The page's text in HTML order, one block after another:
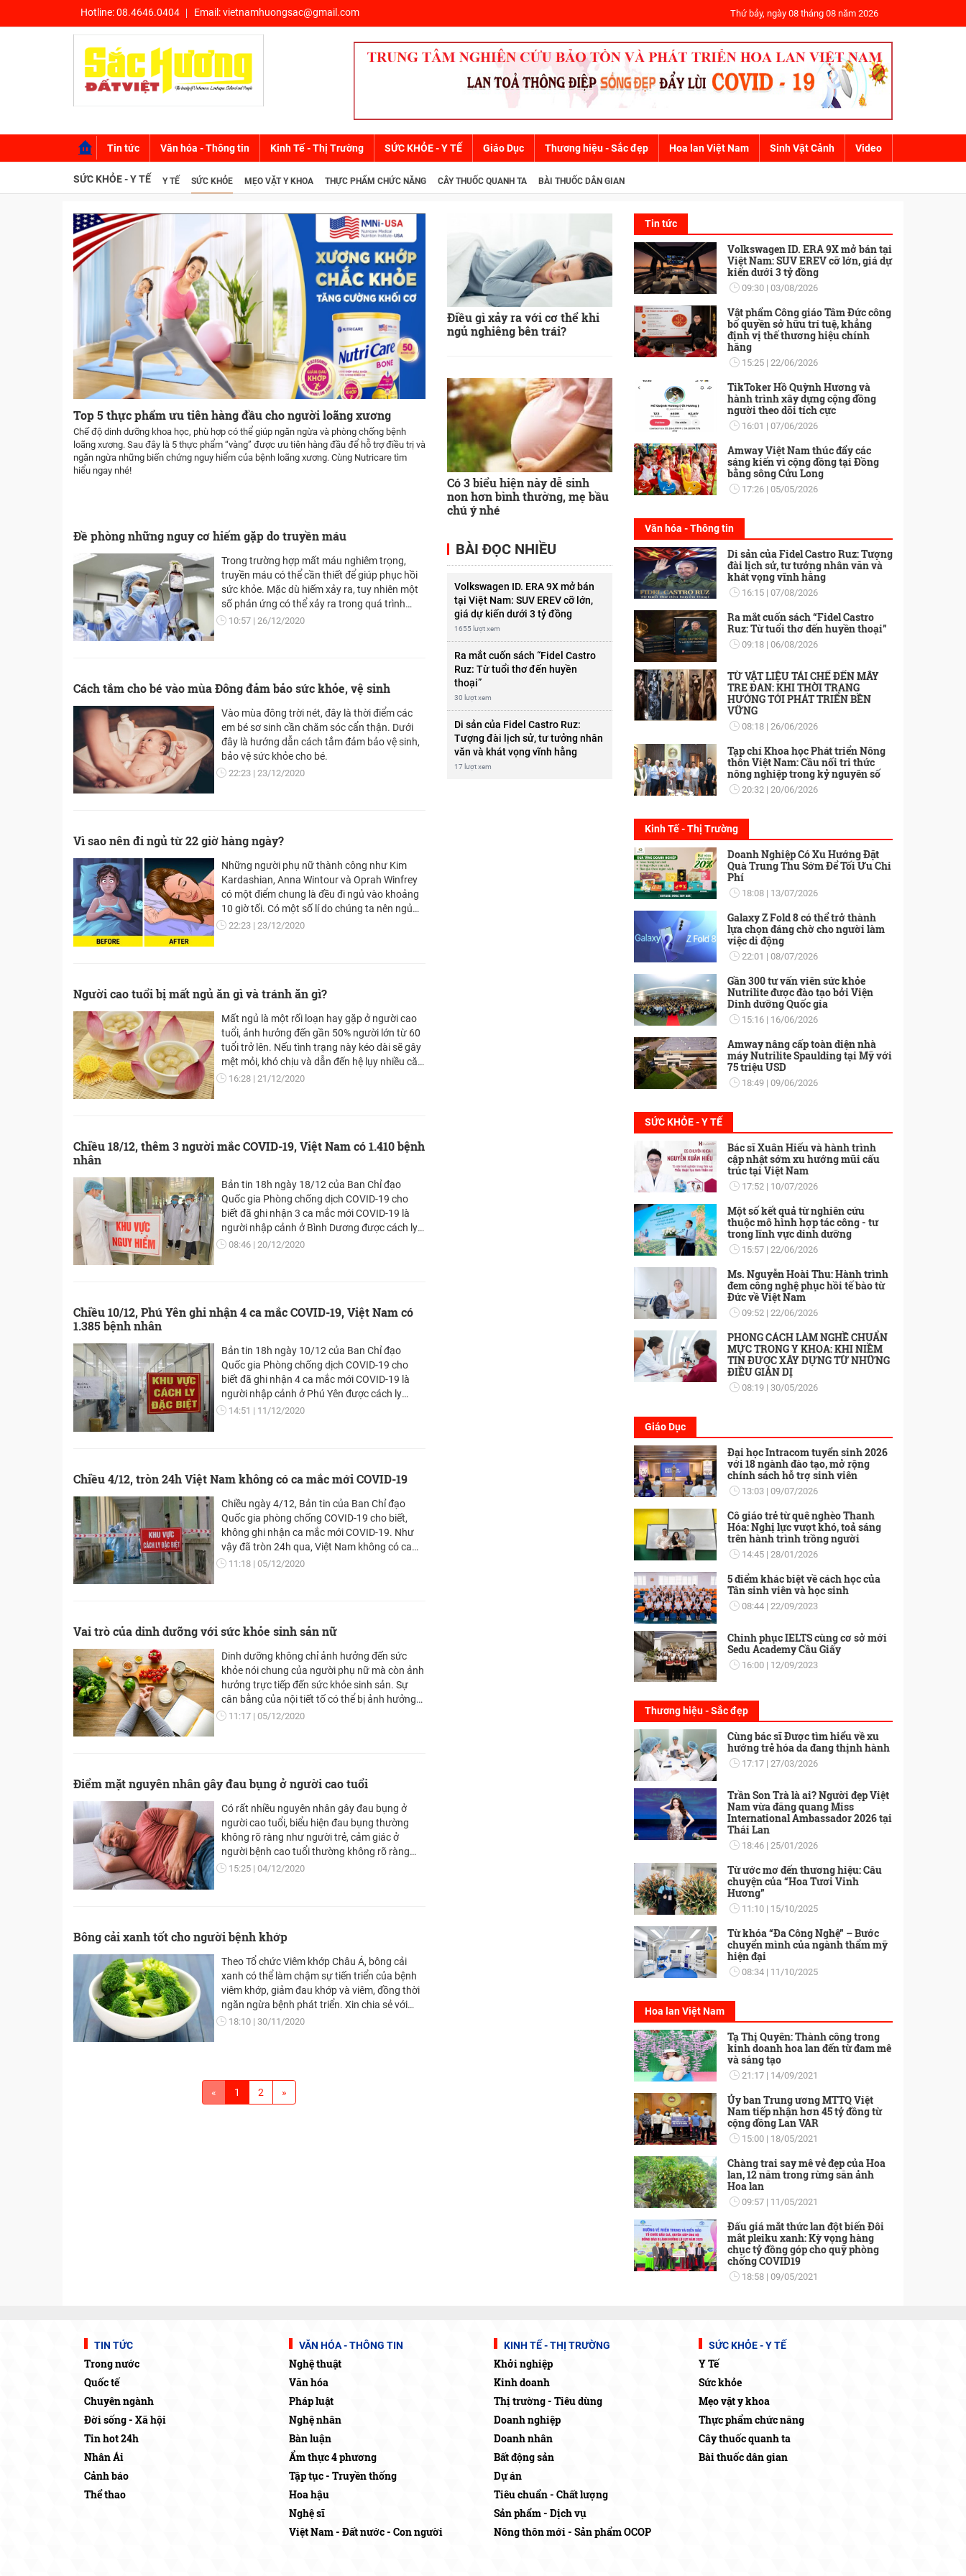
Hotline:08.4646.0404 Email:vietnamhuongsac@gmail.com Thứ bảy, ngày 08 tháng 08 năm 2026
Tin tức Văn hóa - Thông tin Kinh Tế - Thị Trường SỨC KHỎE - Y TẾ Giáo Dục Thương hiệu - Sắc đẹp Hoa lan Việt Nam Sinh Vật Cảnh Video
SỨC KHỎE - Y TẾ Y TẾ SỨC KHỎE MẸO VẶT Y KHOA THỰC PHẨM CHỨC NĂNG CÂY THUỐC QUANH TA BÀI THUỐC DÂN GIAN
Top 5 thực phẩm ưu tiên hàng đầu cho người loãng xương
Chế độ dinh dưỡng khoa học, phù hợp có thể giúp ngăn ngừa và phòng chống bệnh
loãng xương. Sau đây là 5 thực phẩm “vàng” được ưu tiên hàng đầu để hỗ trợ điều trị và
ngăn ngừa những biến chứng nguy hiểm của bệnh loãng xương. Cùng Nutricare tìm
hiểu ngay nhé!
Điều gì xảy ra với cơ thể khi
ngủ nghiêng bên trái?
Có 3 biểu hiện này dễ sinh
non hơn bình thường, mẹ bầu
chú ý nhé
Đề phòng những nguy cơ hiếm gặp do truyền máu
Trong trường hợp mất máu nghiêm trọng,
truyền máu có thể cần thiết để giúp phục hồi
sức khỏe. Mặc dù hiếm xảy ra, tuy nhiên một
số phản ứng có thể xảy ra trong quá trình
truyền máu
10:57 26/12/2020
Cách tắm cho bé vào mùa Đông đảm bảo sức khỏe, vệ sinh
Vào mùa đông trời nét, đây là thời điểm các
em bé sơ sinh cần chăm sóc cẩn thận. Dưới
đây là hướng dẫn cách tắm đảm bảo vệ sinh,
bảo vệ sức khỏe cho bé.
22:23 23/12/2020
Vì sao nên đi ngủ từ 22 giờ hàng ngày?
Những người phụ nữ thành công như Kim
Kardashian, Anna Wintour và Oprah Winfrey
có một điểm chung là đều đi ngủ vào khoảng
10 giờ tối. Có một số lí do chúng ta nên ngủ
sớm giống như họ.
22:23 23/12/2020
Người cao tuổi bị mất ngủ ăn gì và tránh ăn gì?
Mất ngủ là một rối loạn hay gặp ở người cao
tuổi, ảnh hưởng đến gần 50% người lớn từ 60
tuổi trở lên. Nếu tình trạng này kéo dài sẽ gây
mệt mỏi, khó chịu và dẫn đến hệ lụy nhiều căn
bệnh nguy hiểm khác như cao huyết áp, trầm
16:28 21/12/2020
Chiều 18/12, thêm 3 người mắc COVID-19, Việt Nam có 1.410 bệnh
nhân
Bản tin 18h ngày 18/12 của Ban Chỉ đạo
Quốc gia Phòng chống dịch COVID-19 cho
biết đã ghi nhận 3 ca mắc mới COVID-19 là
người nhập cảnh ở Bình Dương được cách ly
ngay. Việt Nam hiện có 1.410 bệnh nhân. Xin
08:46 20/12/2020
Chiều 10/12, Phú Yên ghi nhận 4 ca mắc COVID-19, Việt Nam có
1.385 bệnh nhân
Bản tin 18h ngày 10/12 của Ban Chỉ đạo
Quốc gia Phòng chống dịch COVID-19 cho
biết đã ghi nhận 4 ca mắc mới COVID-19 là
người nhập cảnh ở Phú Yên được cách ly
ngay. Việt Nam hiện có 1.385 bệnh nhân. Xin
14:51 11/12/2020
Chiều 4/12, tròn 24h Việt Nam không có ca mắc mới COVID-19
Chiều ngày 4/12, Bản tin của Ban Chỉ đạo
Quốc gia phòng chống COVID-19 cho biết,
không ghi nhận ca mắc mới COVID-19. Như
vậy đã tròn 24h qua, Việt Nam không có ca
mắc mới COVID-19 nào, hiện vẫn 1.361 bệnh
11:18 05/12/2020
Vai trò của dinh dưỡng với sức khỏe sinh sản nữ
Dinh dưỡng không chỉ ảnh hưởng đến sức
khỏe nói chung của người phụ nữ mà còn ảnh
hưởng trực tiếp đến sức khỏe sinh sản. Sự
cân bằng của nội tiết tố có thể bị ảnh hưởng
bởi các yếu tố từ thực phẩm.
11:17 05/12/2020
Điểm mặt nguyên nhân gây đau bụng ở người cao tuổi
Có rất nhiều nguyên nhân gây đau bụng ở
người cao tuổi, biểu hiện đau bụng thường
không rõ ràng như người trẻ, cảm giác ở
người bệnh cao tuổi thường không rõ ràng
khiến bệnh tiến triển đến giai đoạn nguy hiểm
https://vietnamhuongsac.vn/ bài viết trên
https://suckhoedoisong.vn/
15:25 04/12/2020
Bông cải xanh tốt cho người bệnh khớp
Theo Tổ chức Viêm khớp Châu Á, bông cải
xanh có thể làm chậm sự tiến triển của bệnh
viêm khớp, giảm đau khớp và viêm, đồng thời
ngăn ngừa bệnh phát triển. Xin chia sẻ với
bạn đọc của https://vietnamhuongsac.vn/ bài
18:10 30/11/2020
« 1 2 »
BÀI ĐỌC NHIỀU
Volkswagen ID. ERA 9X mở bán
tại Việt Nam: SUV EREV cỡ lớn,
giá dự kiến dưới 3 tỷ đồng
1655 lượt xem
Ra mắt cuốn sách “Fidel Castro
Ruz: Từ tuổi thơ đến huyền
thoại”
30 lượt xem
Di sản của Fidel Castro Ruz:
Tượng đài lịch sử, tư tưởng nhân
văn và khát vọng vĩnh hằng
17 lượt xem
Tin tức
Volkswagen ID. ERA 9X mở bán tại
Việt Nam: SUV EREV cỡ lớn, giá dự
kiến dưới 3 tỷ đồng
09:30 03/08/2026
Vật phẩm Công giáo Tâm Đức công
bố quyền sở hữu trí tuệ, khẳng
định vị thế thương hiệu chính
hãng
15:25 22/06/2026
TikToker Hồ Quỳnh Hương và
hành trình xây dựng cộng đồng
người theo dõi tích cực
16:01 07/06/2026
Amway Việt Nam thúc đẩy các
sáng kiến vì cộng đồng tại Đồng
bằng sông Cửu Long
17:26 05/05/2026
Văn hóa - Thông tin
Di sản của Fidel Castro Ruz: Tượng
đài lịch sử, tư tưởng nhân văn và
khát vọng vĩnh hằng
16:15 07/08/2026
Ra mắt cuốn sách “Fidel Castro
Ruz: Từ tuổi thơ đến huyền thoại”
09:18 06/08/2026
TỪ VẬT LIỆU TÁI CHẾ ĐẾN MÂY
TRE ĐAN: KHI THỜI TRANG
HƯỚNG TỚI PHÁT TRIỂN BỀN
VỮNG
08:18 26/06/2026
Tạp chí Khoa học Phát triển Nông
thôn Việt Nam: Cầu nối tri thức
nông nghiệp trong kỷ nguyên số
20:32 20/06/2026
Kinh Tế - Thị Trường
Doanh Nghiệp Có Xu Hướng Đặt
Quà Trung Thu Sớm Để Tối Ưu Chi
Phí
18:08 13/07/2026
Galaxy Z Fold 8 có thể trở thành
lựa chọn đáng chờ cho người làm
việc di động
22:01 08/07/2026
Gần 300 tư vấn viên sức khỏe
Nutrilite được đào tạo bởi Viện
Dinh dưỡng Quốc gia
15:16 16/06/2026
Amway nâng cấp toàn diện nhà
máy Nutrilite Spaulding tại Mỹ với
75 triệu USD
18:49 09/06/2026
SỨC KHỎE - Y TẾ
Bác sĩ Xuân Hiếu và hành trình
cập nhật sớm xu hướng mũi cấu
trúc tại Việt Nam
17:52 10/07/2026
Một số kết quả từ nghiên cứu
thuộc mô hình hợp tác công - tư
trong lĩnh vực dinh dưỡng
15:57 22/06/2026
Ms. Nguyễn Hoài Thu: Hành trình
đem công nghệ phục hồi tế bào từ
Đức về Việt Nam
09:52 22/06/2026
PHONG CÁCH LÀM NGHỀ CHUẨN
MỰC TRONG Y KHOA: KHI NIỀM
TIN ĐƯỢC XÂY DỰNG TỪ NHỮNG
ĐIỀU GIẢN DỊ
08:19 30/05/2026
Giáo Dục
Đại học Intracom tuyển sinh 2026
với 18 ngành đào tạo, mở rộng
chính sách hỗ trợ sinh viên
13:03 09/07/2026
Cô giáo trẻ từ quê nghèo Thanh
Hóa: Nghị lực vượt khó, toả sáng
trên hành trình trồng người
14:45 28/01/2026
5 điểm khác biệt về cách học của
Tân sinh viên và học sinh
08:44 22/09/2023
Chinh phục IELTS cùng cơ sở mới
Sedu Academy Cầu Giấy
16:00 12/09/2023
Thương hiệu - Sắc đẹp
Cùng bác sĩ Được tìm hiểu về xu
hướng trẻ hóa da đang thịnh hành
17:17 27/03/2026
Trần Son Trà là ai? Người đẹp Việt
Nam vừa đăng quang Miss
International Ambassador 2026 tại
Thái Lan
18:46 25/01/2026
Từ ước mơ đến thương hiệu: Câu
chuyện của “Hoa Tươi Vinh
Hương”
11:10 15/10/2025
Từ khóa “Đa Công Nghệ” – Bước
chuyển mình của ngành thẩm mỹ
hiện đại
08:34 11/10/2025
Hoa lan Việt Nam
Tạ Thị Quyên: Thành công trong
kinh doanh hoa lan đến từ đam mê
và sáng tạo
21:17 14/09/2021
Ủy ban Trung ương MTTQ Việt
Nam tiếp nhận hơn 45 tỷ đồng từ
cộng đồng Lan VAR
15:00 18/05/2021
Chàng trai say mê vẻ đẹp của Hoa
lan, 12 năm trong rừng săn ảnh
Hoa lan
09:57 11/05/2021
Đấu giá mắt thức lan đột biến Đôi
mắt pleiku xanh: Kỳ vọng hàng
chục tỷ đồng góp cho quỹ phòng
chống COVID19
18:58 09/05/2021
TIN TỨC
Trong nước
Quốc tế
Chuyên ngành
Đời sống - Xã hội
Tin hot 24h
Nhân Ái
Cảnh báo
Thể thao
VĂN HÓA - THÔNG TIN
Nghệ thuật
Văn hóa
Pháp luật
Nghệ nhân
Bàn luận
Ẩm thực 4 phương
Tập tục - Truyền thống
Hoa hậu
Nghệ sĩ
Việt Nam - Đất nước - Con người
KINH TẾ - THỊ TRƯỜNG
Khởi nghiệp
Kinh doanh
Thị trường - Tiêu dùng
Doanh nghiệp
Doanh nhân
Bất động sản
Dự án
Tiêu chuẩn - Chất lượng
Sản phẩm - Dịch vụ
Nông thôn mới - Sản phẩm OCOP
SỨC KHỎE - Y TẾ
Y Tế
Sức khỏe
Mẹo vặt y khoa
Thực phẩm chức năng
Cây thuốc quanh ta
Bài thuốc dân gian